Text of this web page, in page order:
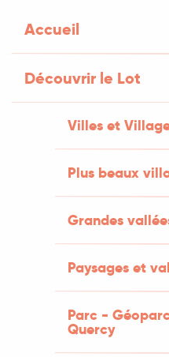
Accueil
Découvrir le Lot
Villes et
Plus beaux
Grandes
Paysages et
Parc -
Quercy